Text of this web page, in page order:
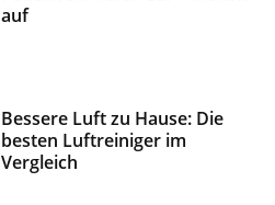
auf
Bessere Luft zu Hause: Die
besten Luftreiniger im
Vergleich